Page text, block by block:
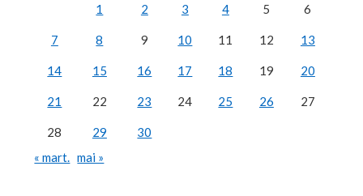
1
2 3 4 5 6
7 8 9 10 11 12 13
14 15 16 17 18 19 20
21 22 23 24 25 26 27
28 29
30
« mart. mai »